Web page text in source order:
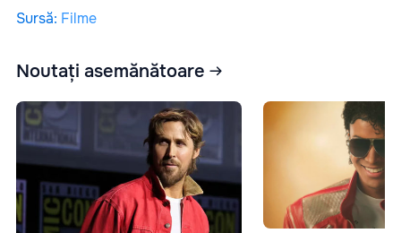
Sursă: Filme
Noutați asemănătoare